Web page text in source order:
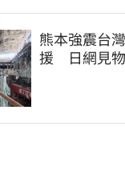
熊本強震台
援 日網見物